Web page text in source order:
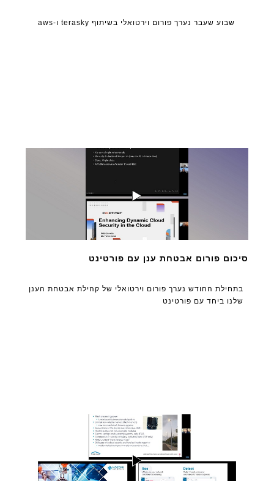
שבוע שעבר נערך פורום וירטואלי בשיתוף terasky ו-aws
סיכום פורום אבטחת ענן עם פורטינט
בתחילת החודש נערך פורום וירטואלי של קהילת אבטחת הענן
שלנו ביחד עם פורטינט